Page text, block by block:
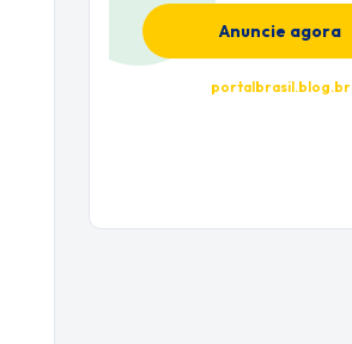
Anuncie agora
portalbrasil.blog.br